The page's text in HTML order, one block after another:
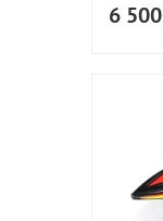
6 500